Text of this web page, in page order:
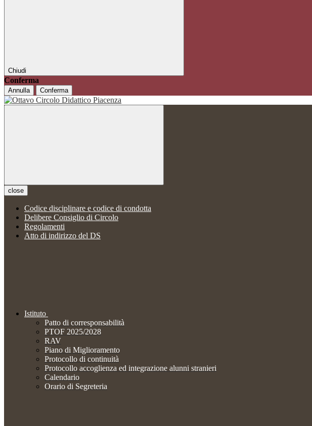
Chiudi
Conferma
Annulla Conferma
close
Codice disciplinare e codice di condotta
Delibere Consiglio di Circolo
Regolamenti
Atto di indirizzo del DS
Istituto
Patto di corresponsabilità
PTOF 2025/2028
RAV
Piano di Miglioramento
Protocollo di continuità
Protocollo accoglienza ed integrazione alunni stranieri
Calendario
Orario di Segreteria